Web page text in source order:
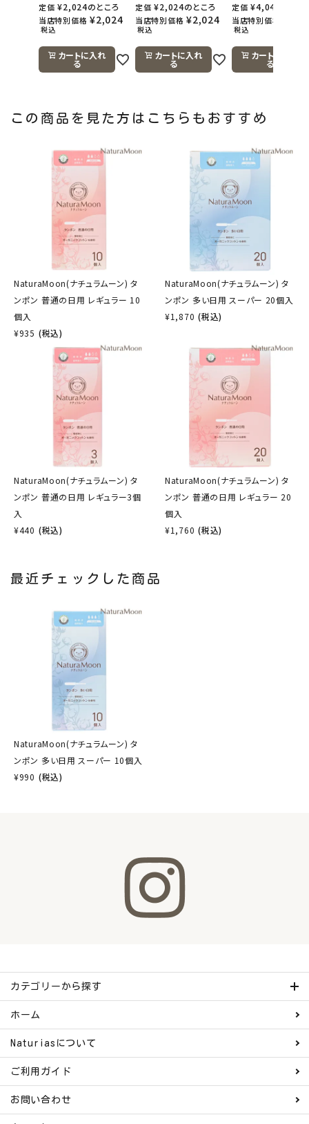
定価 ¥2,024のところ
当店特別価格 ¥2,024
税込
カートに入れ
る
定価 ¥2,024のところ
当店特別価格 ¥2,024
税込
カートに入れ
る
定価 ¥4,048
当店特別価格
税込
カートに入れ
る
この商品を見た方はこちらもおすすめ
NaturaMoon(ナチュラムーン) タ
ンポン 普通の日用 レギュラー 10
個入
¥935 (税込)
NaturaMoon(ナチュラムーン) タ
ンポン 多い日用 スーパー 20個入
¥1,870 (税込)
NaturaMoon(ナチュラムーン) タ
ンポン 普通の日用 レギュラー3個
入
¥440 (税込)
NaturaMoon(ナチュラムーン) タ
ンポン 普通の日用 レギュラー 20
個入
¥1,760 (税込)
最近チェックした商品
NaturaMoon(ナチュラムーン) タ
ンポン 多い日用 スーパー 10個入
¥990 (税込)
カテゴリーから探す
ホーム
Naturiasについて
ご利用ガイド
お問い合わせ